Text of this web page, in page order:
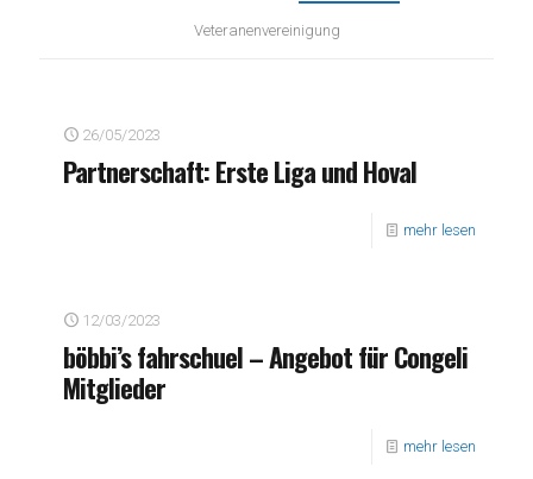
Veteranenvereinigung
26/05/2023
Partnerschaft: Erste Liga und Hoval
mehr lesen
12/03/2023
böbbi’s fahrschuel – Angebot für Congeli
Mitglieder
mehr lesen